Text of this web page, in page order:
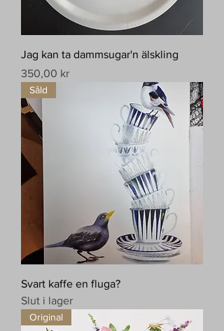
Jag kan ta dammsugar'n älskling
Pris
350,00 kr
Såld
Svart kaffe en fluga?
Slut i lager
Original